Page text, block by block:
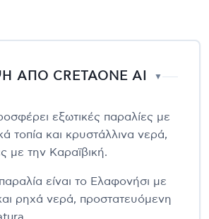
ΑΠΟ CRETAONE AI ▼
εξωτικές παραλίες με
τοπία και κρυστάλλινα νερά,
με την Καραϊβική.
είναι το Ελαφονήσι με
ρηχά νερά, προστατευόμενη